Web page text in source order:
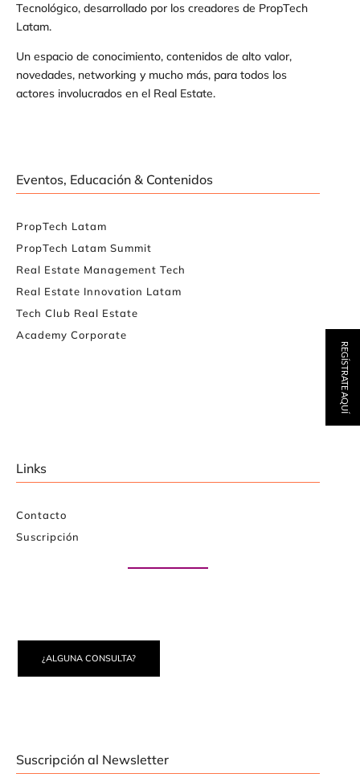
Tecnológico, desarrollado por los creadores de PropTech
Latam.
Un espacio de conocimiento, contenidos de alto valor,
novedades, networking y mucho más, para todos los
actores involucrados en el Real Estate.
Eventos, Educación & Contenidos
PropTech Latam
PropTech Latam Summit
Real Estate Management Tech
Real Estate Innovation Latam
Tech Club Real Estate
Academy Corporate
Links
Contacto
Suscripción
¿ALGUNA CONSULTA?
Suscripción al Newsletter
REGÍSTRATE AQUÍ